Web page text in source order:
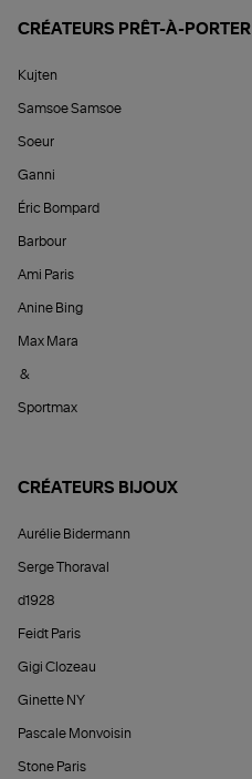
CRÉATEURS PRÊT-À-PORTER
Kujten
Samsoe Samsoe
Soeur
Ganni
Éric Bompard
Barbour
Ami Paris
Anine Bing
Max Mara
&
Sportmax
CRÉATEURS BIJOUX
Aurélie Bidermann
Serge Thoraval
d1928
Feidt Paris
Gigi Clozeau
Ginette NY
Pascale Monvoisin
Stone Paris